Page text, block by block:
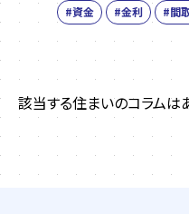
#資金 #金利 #間
該当する住まいのコラムは